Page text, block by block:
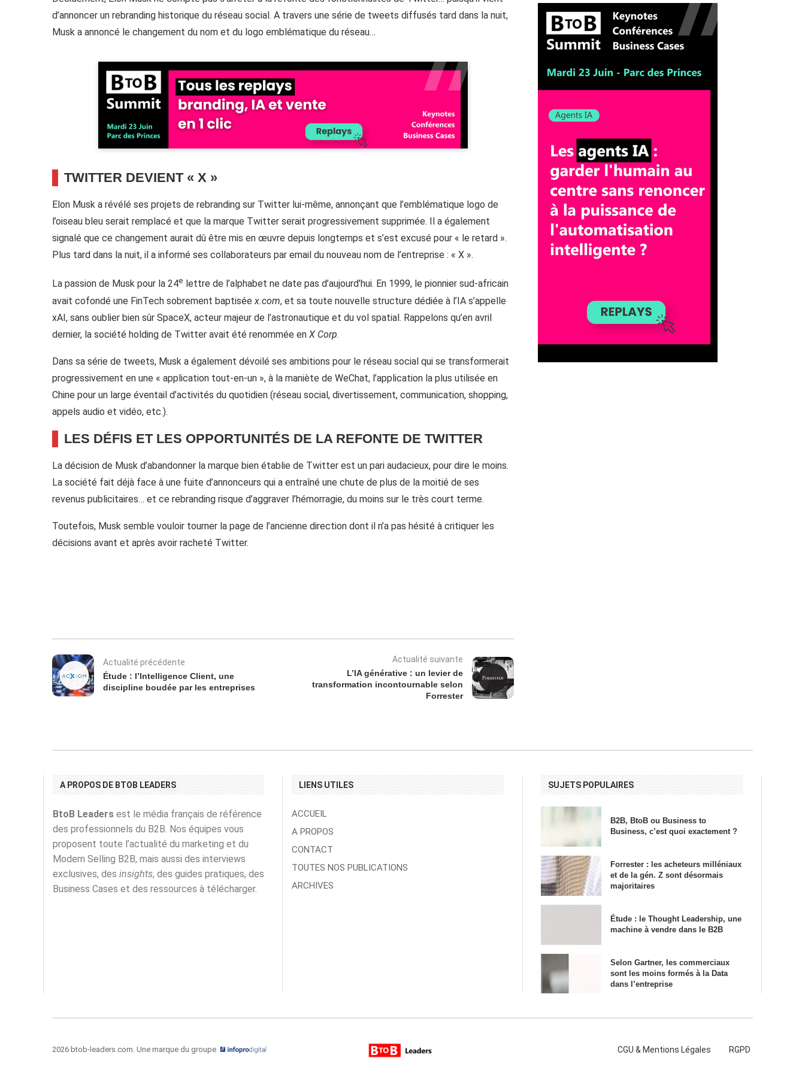
d’annoncer un rebranding historique du réseau social. A travers une série de tweets diffusés tard dans la nuit,
Musk a annoncé le changement du nom et du logo emblématique du réseau…
TWITTER DEVIENT « X »
Elon Musk a révélé ses projets de rebranding sur Twitter lui-même, annonçant que l’emblématique logo de
l’oiseau bleu serait remplacé et que la marque Twitter serait progressivement supprimée. Il a également
signalé que ce changement aurait dû être mis en œuvre depuis longtemps et s’est excusé pour « le retard ».
Plus tard dans la nuit, il a informé ses collaborateurs par email du nouveau nom de l’entreprise : « X ».
La passion de Musk pour la 24e lettre de l’alphabet ne date pas d’aujourd’hui. En 1999, le pionnier sud-africain
avait cofondé une FinTech sobrement baptiséex.com, et sa toute nouvelle structure dédiée à l’IA s’appelle
xAI, sans oublier bien sûr SpaceX, acteur majeur de l’astronautique et du vol spatial. Rappelons qu’en avril
dernier, la société holding de Twitter avait été renommée en X Corp.
Dans sa série de tweets, Musk a également dévoilé ses ambitions pour le réseau social qui se transformerait
progressivement en une « application tout-en-un », à la maniète de WeChat, l’application la plus utilisée en
Chine pour un large éventail d’activités du quotidien (réseau social, divertissement, communication, shopping,
appels audio et vidéo, etc.).
LES DÉFIS ET LES OPPORTUNITÉS DE LA REFONTE DE TWITTER
La décision de Musk d’abandonner la marque bien établie de Twitter est un pari audacieux, pour dire le moins.
La société fait déjà face à une fuite d’annonceurs qui a entraîné une chute de plus de la moitié de ses
revenus publicitaires… et ce rebranding risque d’aggraver l’hémorragie, du moins sur le très court terme.
Toutefois, Musk semble vouloir tourner la page de l’ancienne direction dont il n’a pas hésité à critiquer les
décisions avant et après avoir racheté Twitter.
Actualité précédente
Étude : l’Intelligence Client, une
discipline boudée par les entreprises
Actualité suivante
L’IA générative : un levier de
transformation incontournable selon
Forrester
A PROPOS DE BTOB LEADERS
BtoB Leaders est le média français de référence
des professionnels du B2B. Nos équipes vous
proposent toute l’actualité du marketing et du
Modern Selling B2B, mais aussi des interviews
exclusives, des insights, des guides pratiques, des
Business Cases et des ressources à télécharger.
LIENS UTILES
ACCUEIL
A PROPOS
CONTACT
TOUTES NOS PUBLICATIONS
ARCHIVES
SUJETS POPULAIRES
B2B, BtoB ou Business to
Business, c’est quoi exactement ?
Forrester : les acheteurs milléniaux
et de la gén. Z sont désormais
majoritaires
Étude : le Thought Leadership, une
machine à vendre dans le B2B
Selon Gartner, les commerciaux
sont les moins formés à la Data
dans l’entreprise
2026 btob-leaders.com. Une marque du groupe CGU & Mentions Légales RGPD